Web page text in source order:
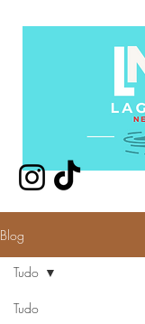
Blog
Tudo
Tudo